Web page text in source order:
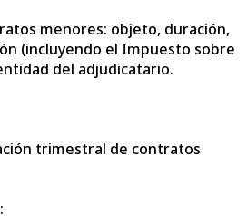
menores: objeto, duración,
(incluyendo el Impuesto sobre
del adjudicatario.
trimestral de contratos